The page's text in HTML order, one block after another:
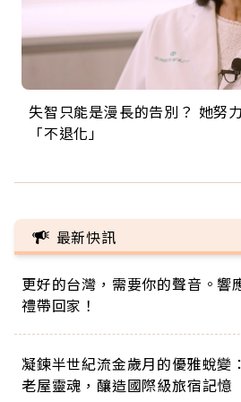
失智只能是漫長的告別？ 她努
「不退化」
來自剛果的巧克力神父 為台灣
的家，我連作夢都講台語！」
63歲卸矽谷副總、搬回台灣找
丑」走進安養院，逗樂上萬爺
104歲打破金氏世界紀錄 成為
手，分享長壽的秘密原來是「這
事業巔峰他選擇追夢…黑手阿
巨蛋！連CNN都大讚！
最新快訊
更好的台灣，需要你的聲音。響
禮帶回家！
凝鍊半世紀流金歲月的優雅蛻變
老屋靈魂，釀造國際級旅宿記憶